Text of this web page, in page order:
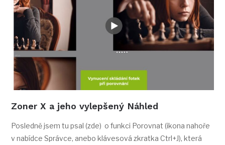
Zoner X a jeho vylepšený Náhled
Posledně jsem tu psal (zde) o funkci Porovnat (ikona nahoře
v nabídce Správce, anebo klávesová zkratka Ctrl+J), která